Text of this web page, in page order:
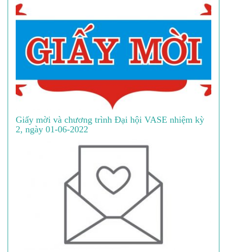
Giấy mời và chương trình Đại hội VASE nhiệm kỳ
2, ngày 01-06-2022